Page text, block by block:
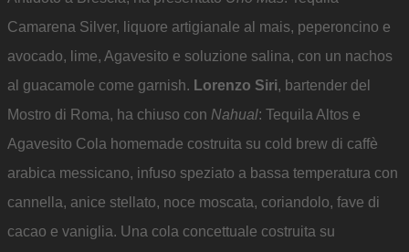
Camarena Silver, liquore artigianale al mais, peperoncino e
avocado, lime, Agavesito e soluzione salina, con un nachos
al guacamole come garnish. Lorenzo Siri, bartender del
Mostro di Roma, ha chiuso con Nahual: Tequila Altos e
Agavesito Cola homemade costruita su cold brew di caffè
arabica messicano, infuso speziato a bassa temperatura con
cannella, anice stellato, noce moscata, coriandolo, fave di
cacao e vaniglia. Una cola concettuale costruita su